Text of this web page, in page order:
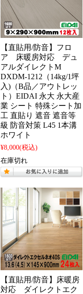
【直貼用/防音】フロ
ア 床暖房対応 デュ
アルダイレクトM
DXDM-1212（14kg/1坪
入)（B品／アウトレッ
ト）EIDAI 永大 永大産
業 シート 特殊シート加
工 直貼り 遮音 遮音等
級 防音対策 L45 1本溝
ホワイト
¥8,000(税込)
在庫切れ
【直貼用/防音】床暖房
対応 ダイレクトエク